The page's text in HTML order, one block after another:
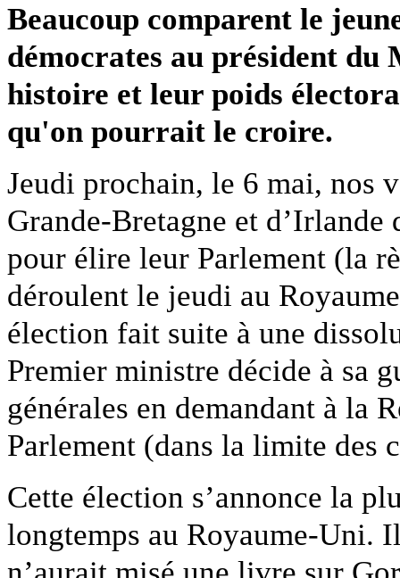
Beaucoup comparent le
démocrates au président
histoire et leur poids
qu'on pourrait le croire.
Jeudi prochain, le 6 mai, nos
Grande-Bretagne et
pour élire leur Parlement (la
déroulent le jeudi au
élection fait suite à une
Premier ministre décide à sa
générales en demandant à la
Parlement (dans la limite des
Cette élection s’annonce la
longtemps au Royaume-Uni.